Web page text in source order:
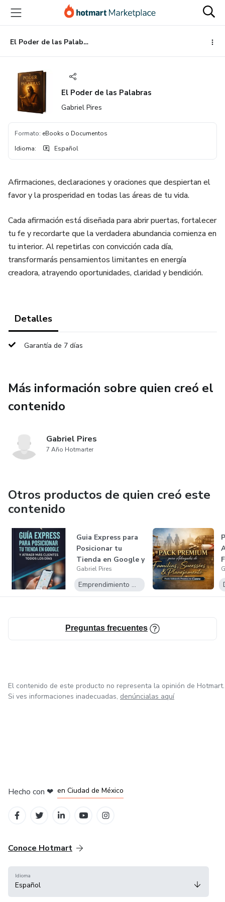
principal
página
de
página
El Poder de las Palabras
El Poder de las Palabras
Gabriel Pires
Formato: eBooks o Documentos
Idioma: Español
Afirmaciones, declaraciones y oraciones que despiertan el
favor y la prosperidad en todas las áreas de tu vida.
Cada afirmación está diseñada para abrir puertas, fortalecer
tu fe y recordarte que la verdadera abundancia comienza en
tu interior. Al repetirlas con convicción cada día,
transformarás pensamientos limitantes en energía
creadora, atrayendo oportunidades, claridad y bendición.
Detalles
Garantía de 7 días
Más información sobre quien creó el
contenido
Gabriel Pires
7 Año Hotmarter
Otros productos de quien creó este
contenido
Guia Express para
Posicionar tu
Tienda en Google y
Atraer Ma...
Gabriel Pires
Emprendimiento Digital
Preguntas frecuentes
El contenido de este producto no representa la opinión de Hotmart.
Si ves informaciones inadecuadas, denúncialas aquí
Hecho con ❤ en Ciudad de México
Conoce Hotmart
Idioma
Español